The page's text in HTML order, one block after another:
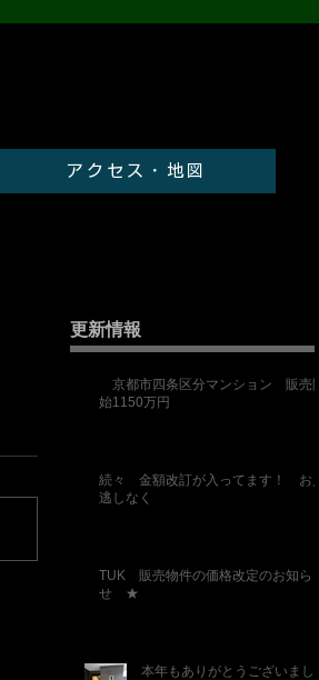
アクセス・地図
更新情報
京都市四条区分マンション 販売開
始1150万円
続々 金額改訂が入ってます！ お見
逃しなく
TUK 販売物件の価格改定のお知ら
せ ★
本年もありがとうございまし